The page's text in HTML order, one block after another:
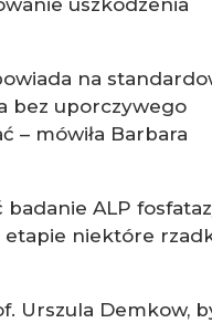
uszkodzenia
na
bez uporczywego
– mówiła Barbara
badanie ALP
etapie niektóre
Urszula Demkow,